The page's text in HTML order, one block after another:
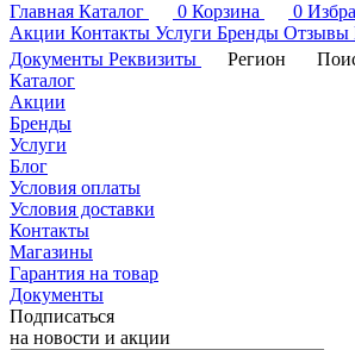
Главная Каталог 0 Корзина 0
Акции Контакты Услуги Бренды Отзывы
Документы Реквизиты Регион
Каталог
Акции
Бренды
Услуги
Блог
Условия оплаты
Условия доставки
Контакты
Магазины
Гарантия на товар
Документы
Подписаться
на новости и акции